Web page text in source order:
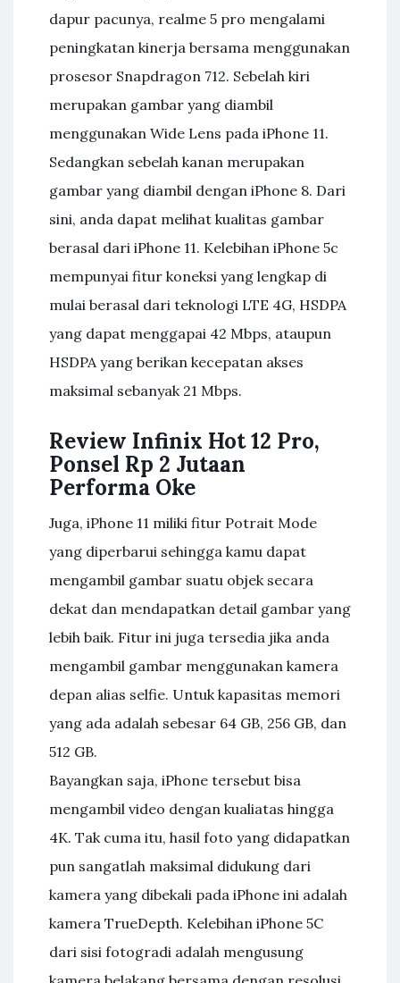
dapur pacunya, realme 5 pro mengalami
peningkatan kinerja bersama menggunakan
prosesor Snapdragon 712. Sebelah kiri
merupakan gambar yang diambil
menggunakan Wide Lens pada iPhone 11.
Sedangkan sebelah kanan merupakan
gambar yang diambil dengan iPhone 8. Dari
sini, anda dapat melihat kualitas gambar
berasal dari iPhone 11. Kelebihan iPhone 5c
mempunyai fitur koneksi yang lengkap di
mulai berasal dari teknologi LTE 4G, HSDPA
yang dapat menggapai 42 Mbps, ataupun
HSDPA yang berikan kecepatan akses
maksimal sebanyak 21 Mbps.
Review Infinix Hot 12 Pro,
Ponsel Rp 2 Jutaan
Performa Oke
Juga, iPhone 11 miliki fitur Potrait Mode
yang diperbarui sehingga kamu dapat
mengambil gambar suatu objek secara
dekat dan mendapatkan detail gambar yang
lebih baik. Fitur ini juga tersedia jika anda
mengambil gambar menggunakan kamera
depan alias selfie. Untuk kapasitas memori
yang ada adalah sebesar 64 GB, 256 GB, dan
512 GB.
Bayangkan saja, iPhone tersebut bisa
mengambil video dengan kualiatas hingga
4K. Tak cuma itu, hasil foto yang didapatkan
pun sangatlah maksimal didukung dari
kamera yang dibekali pada iPhone ini adalah
kamera TrueDepth. Kelebihan iPhone 5C
dari sisi fotogradi adalah mengusung